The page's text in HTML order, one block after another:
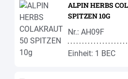
ALPIN HERBS
SPITZEN 10G
Nr.: AH09F
Einheit: 1 BEC